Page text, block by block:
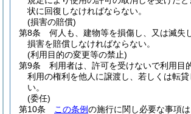
状に回復しなければならない。
(損害の賠償)
第8条
何人も、建物等を損傷し、又は滅失
損害を賠償しなければならない。
(利用目的の変更等の禁止)
第9条
利用者は、許可を受けないで利用目
利用の権利を他人に譲渡し、若しくは転
い。
(委任)
第10条
この条例の施行に関し必要な事項